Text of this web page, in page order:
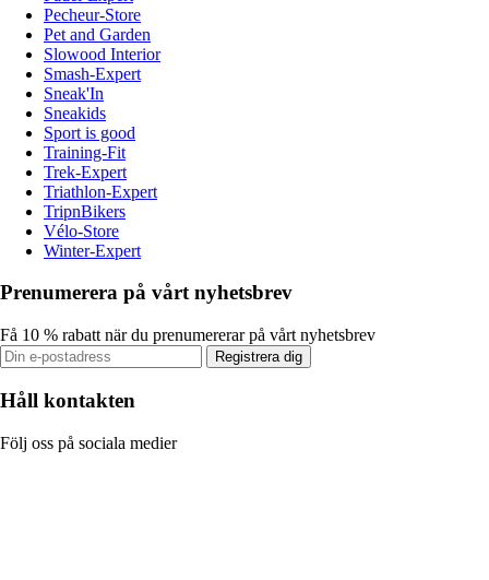
Pecheur-Store
Pet and Garden
Slowood Interior
Smash-Expert
Sneak'In
Sneakids
Sport is good
Training-Fit
Trek-Expert
Triathlon-Expert
TripnBikers
Vélo-Store
Winter-Expert
Prenumerera på vårt nyhetsbrev
Få 10 % rabatt när du prenumererar på vårt nyhetsbrev
Registrera dig
Håll kontakten
Följ oss på sociala medier